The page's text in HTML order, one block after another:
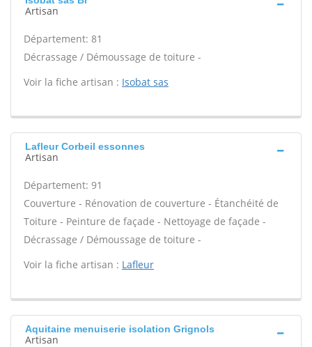
Artisan
Département: 81
Décrassage / Démoussage de toiture -
Voir la fiche artisan : Isobat sas
Lafleur Corbeil essonnes
Artisan
Département: 91
Couverture - Rénovation de couverture - Étanchéité de
Toiture - Peinture de façade - Nettoyage de façade -
Décrassage / Démoussage de toiture -
Voir la fiche artisan : Lafleur
Aquitaine menuiserie isolation Grignols
Artisan